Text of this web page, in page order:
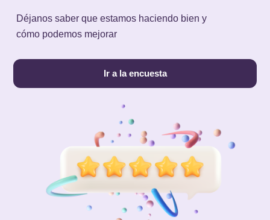
Déjanos saber que estamos haciendo bien y
cómo podemos mejorar
Ir a la encuesta